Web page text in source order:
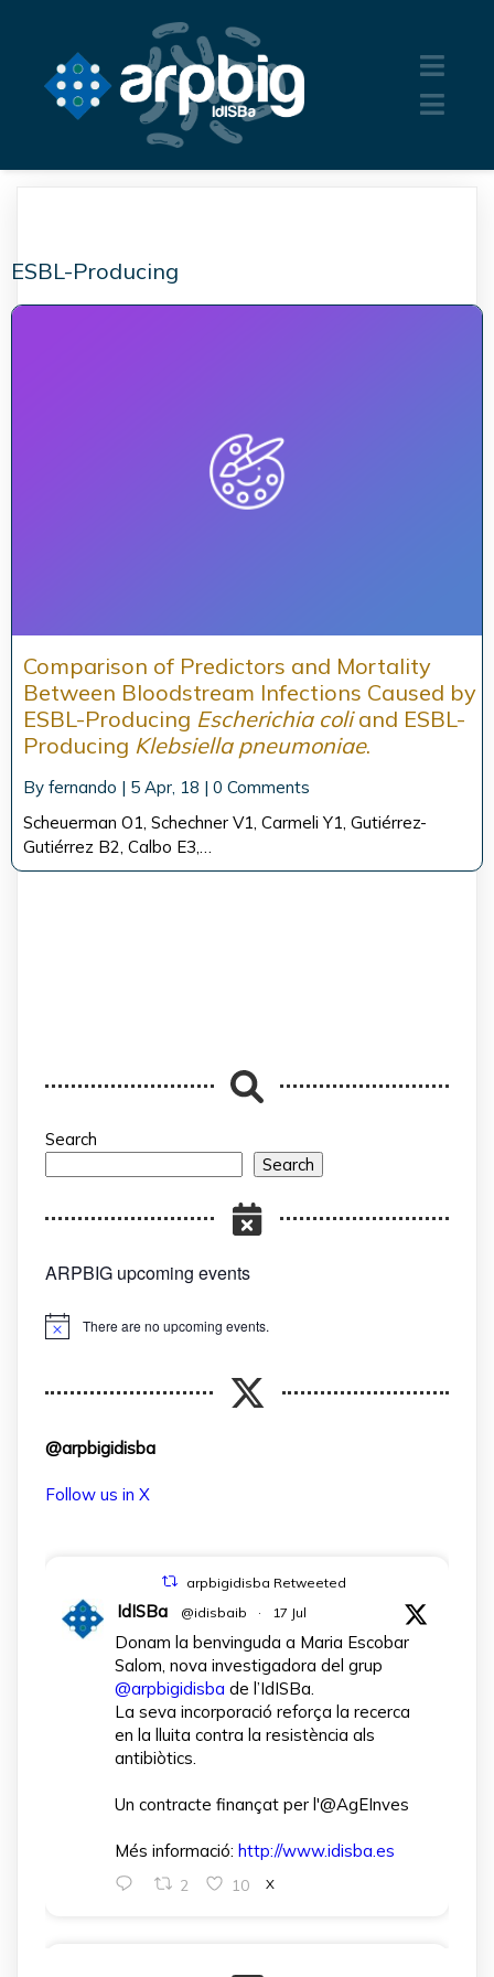
ESBL-Producing
Comparison of Predictors and Mortality
Between Bloodstream Infections Caused by
ESBL-Producing Escherichia coliand ESBL-
Producing Klebsiella pneumoniae.
By fernando | 5 Apr, 18 | 0 Comments
Scheuerman O1, Schechner V1, Carmeli Y1, Gutiérrez-
Gutiérrez B2, Calbo E3,…
Search
Search
ARPBIG upcoming events
Notice There are no upcoming events.
@arpbigidisba
Follow us in X
arpbigidisba Retweeted
IdISBa @idisbaib · 17 Jul
Donam la benvinguda a Maria Escobar
Salom, nova investigadora del grup
@arpbigidisba de l’IdISBa.
La seva incorporació reforça la recerca
en la lluita contra la resistència als
antibiòtics.
Un contracte finançat per l'@AgEInves
Més informació: http://www.idisba.es
2 10 X